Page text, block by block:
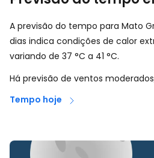
A previsão do tempo para Mato
dias indica condições de calor
variando de 37 °C a 41 °C.
Há previsão de ventos
Tempo hoje